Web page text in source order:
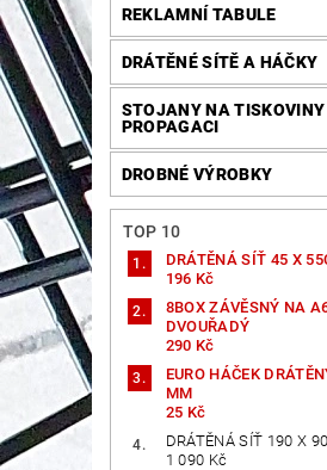
REKLAMNÍ TABULE
DRÁTĚNÉ SÍTĚ A HÁČKY
STOJANY NA
PROPAGACI
DROBNÉ VÝROBKY
TOP 10
DRÁTĚNÁ SÍŤ 45 X
196 Kč
8BOX ZÁVĚSNÝ NA
DVOUŘADÝ
290 Kč
EURO HÁČEK
MM
25 Kč
DRÁTĚNÁ SÍŤ 190 X
1 090 Kč